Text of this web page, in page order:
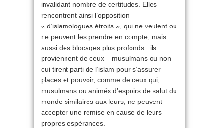
invalidant nombre de certitudes. Elles
rencontrent ainsi l’opposition
« d’islamologues étroits », qui ne veulent ou
ne peuvent les prendre en compte, mais
aussi des blocages plus profonds : ils
proviennent de ceux – musulmans ou non –
qui tirent parti de l’islam pour s’assurer
places et pouvoir, comme de ceux qui,
musulmans ou animés d’espoirs de salut du
monde similaires aux leurs, ne peuvent
accepter une remise en cause de leurs
propres espérances.